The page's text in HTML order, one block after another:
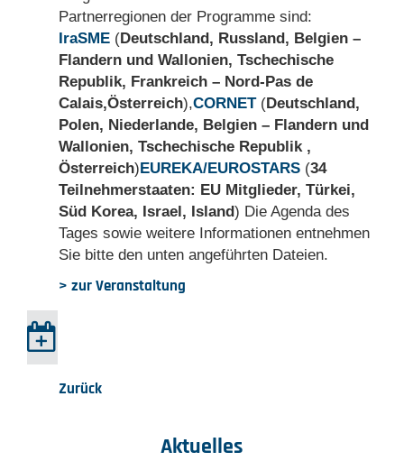
Partnerregionen der Programme sind:
IraSME(Deutschland, Russland, Belgien –
Flandern und Wallonien, Tschechische
Republik, Frankreich – Nord-Pas de
Calais,Österreich),CORNET(Deutschland,
Polen, Niederlande, Belgien – Flandern und
Wallonien, Tschechische Republik ,
Österreich)EUREKA/EUROSTARS(34
Teilnehmerstaaten: EU Mitglieder, Türkei,
Süd Korea, Israel, Island) Die Agenda des
Tages sowie weitere Informationen entnehmen
Sie bitte den unten angeführten Dateien.
> zur Veranstaltung
Zurück
Aktuelles